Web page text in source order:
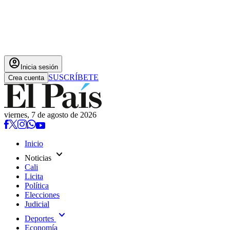
account_circle Inicia sesión
Crea cuenta SUSCRÍBETE
viernes, 7 de agosto de 2026
Inicio
Noticias expand_more
Cali
Licita
Política
Elecciones
Judicial
Deportes expand_more
Economía